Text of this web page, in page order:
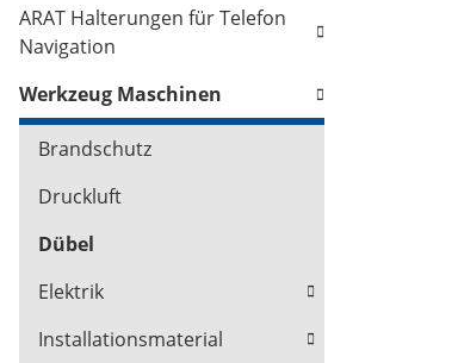
ARAT Halterungen für Telefon
Navigation
Werkzeug Maschinen
Brandschutz
Druckluft
Dübel
Elektrik
Installationsmaterial